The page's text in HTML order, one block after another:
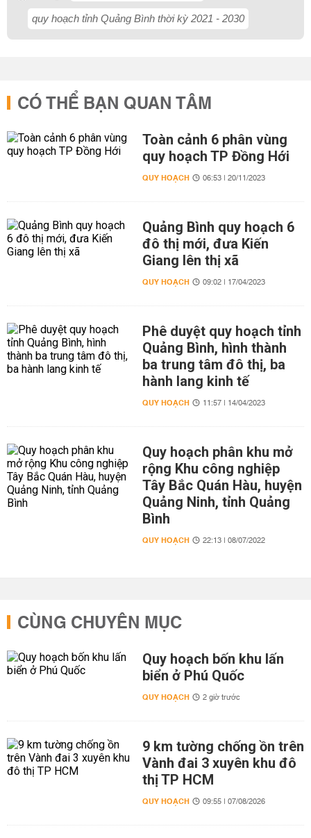
quy hoạch tỉnh Quảng Bình thời kỳ 2021 - 2030
CÓ THỂ BẠN QUAN TÂM
Toàn cảnh 6 phân vùng
quy hoạch TP Đồng Hới
QUY HOẠCH 06:53 | 20/11/2023
Quảng Bình quy hoạch 6
đô thị mới, đưa Kiến
Giang lên thị xã
QUY HOẠCH 09:02 | 17/04/2023
Phê duyệt quy hoạch tỉnh
Quảng Bình, hình thành
ba trung tâm đô thị, ba
hành lang kinh tế
QUY HOẠCH 11:57 | 14/04/2023
Quy hoạch phân khu mở
rộng Khu công nghiệp
Tây Bắc Quán Hàu, huyện
Quảng Ninh, tỉnh Quảng
Bình
QUY HOẠCH 22:13 | 08/07/2022
CÙNG CHUYÊN MỤC
Quy hoạch bốn khu lấn
biển ở Phú Quốc
QUY HOẠCH 2 giờ trước
9 km tường chống ồn trên
Vành đai 3 xuyên khu đô
thị TP HCM
QUY HOẠCH 09:55 | 07/08/2026